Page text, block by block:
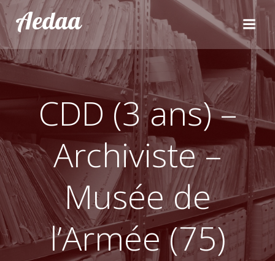
Aller
au
contenu
Aedaa
CDD (3 ans) –
Archiviste –
Musée de
l’Armée (75)